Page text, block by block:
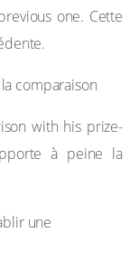
one. Cette
comparaison
with his prize-
à peine la
une